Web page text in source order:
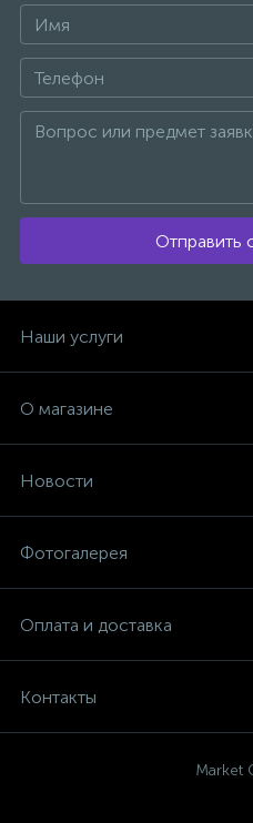
Отправить
Наши услуги
О магазине
Новости
Фотогалерея
Оплата и доставка
Контакты
Market